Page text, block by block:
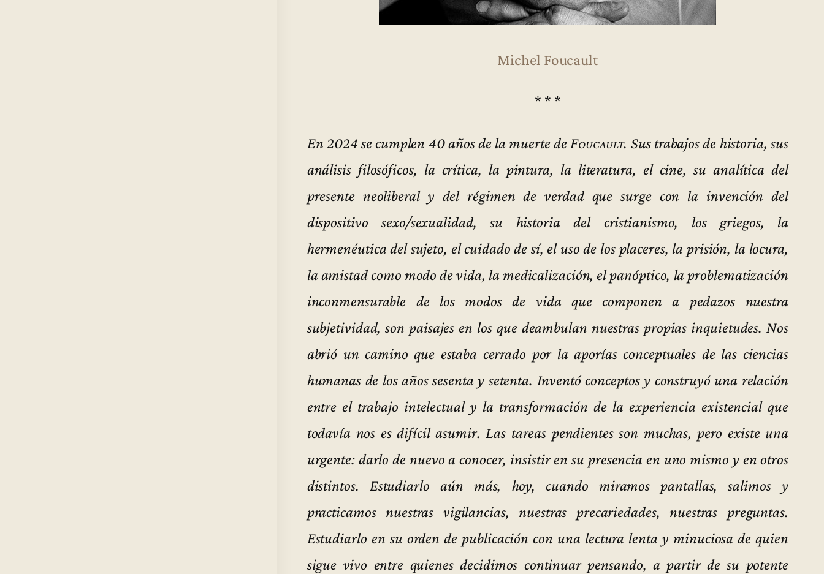
Michel Foucault
* * *
En 2024 se cumplen 40 años de la muerte de Foucault. Sus trabajos de historia, sus
análisis filosóficos, la crítica, la pintura, la literatura, el cine, su analítica del
presente neoliberal y del régimen de verdad que surge con la invención del
dispositivo sexo/sexualidad, su historia del cristianismo, los griegos, la
hermenéutica del sujeto, el cuidado de sí, el uso de los placeres, la prisión, la locura,
la amistad como modo de vida, la medicalización, el panóptico, la problematización
inconmensurable de los modos de vida que componen a pedazos nuestra
subjetividad, son paisajes en los que deambulan nuestras propias inquietudes. Nos
abrió un camino que estaba cerrado por la aporías conceptuales de las ciencias
humanas de los años sesenta y setenta. Inventó conceptos y construyó una relación
entre el trabajo intelectual y la transformación de la experiencia existencial que
todavía nos es difícil asumir. Las tareas pendientes son muchas, pero existe una
urgente: darlo de nuevo a conocer, insistir en su presencia en uno mismo y en otros
distintos. Estudiarlo aún más, hoy, cuando miramos pantallas, salimos y
practicamos nuestras vigilancias, nuestras precariedades, nuestras preguntas.
Estudiarlo en su orden de publicación con una lectura lenta y minuciosa de quien
sigue vivo entre quienes decidimos continuar pensando, a partir de su potente